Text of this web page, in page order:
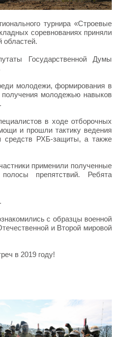
турнира «Строевые
соревнованиях приняли
областей.
Государственной Думы
молодежи, формирования в
молодежью навыков
в ходе отборочных
и прошли тактику ведения
средств РХБ-защиты, а также
применили полученные
препятствий. Ребята
с образцы военной
и Второй мировой
в 2019 году!